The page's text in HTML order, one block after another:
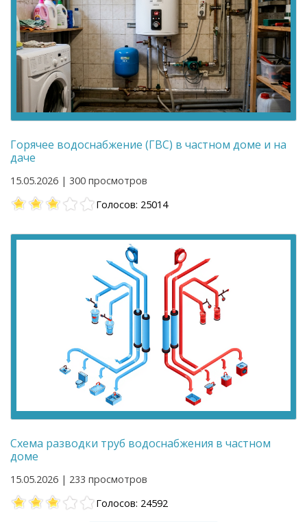
Горячее водоснабжение (ГВС) в частном доме и на
даче
15.05.2026 | 300 просмотров
Голосов: 25014
Схема разводки труб водоснабжения в частном
доме
15.05.2026 | 233 просмотров
Голосов: 24592